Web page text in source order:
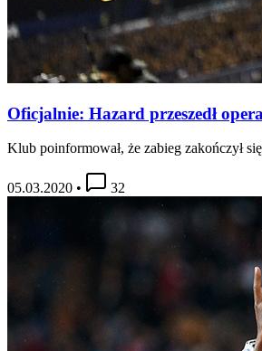
Oficjalnie: Hazard przeszedł
Klub poinformował, że zabieg zakończył
05.03.2020 • 32